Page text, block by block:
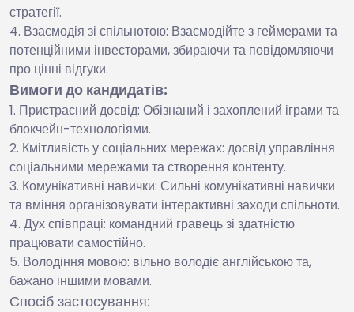
стратегії.
Взаємодія зі спільнотою: Взаємодійте з геймерами та
потенційними інвесторами, збираючи та повідомляючи
про цінні відгуки.
Вимоги до кандидатів:
Пристрасний досвід: Обізнаний і захоплений іграми та
блокчейн-технологіями.
Кмітливість у соціальних мережах: досвід управління
соціальними мережами та створення контенту.
Комунікативні навички: Сильні комунікативні навички
та вміння організовувати інтерактивні заходи спільноти.
Дух співпраці: командний гравець зі здатністю
працювати самостійно.
Володіння мовою: вільно володіє англійською та,
бажано іншими мовами.
Спосіб застосування: